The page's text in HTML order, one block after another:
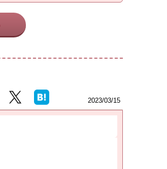
2023/03/15